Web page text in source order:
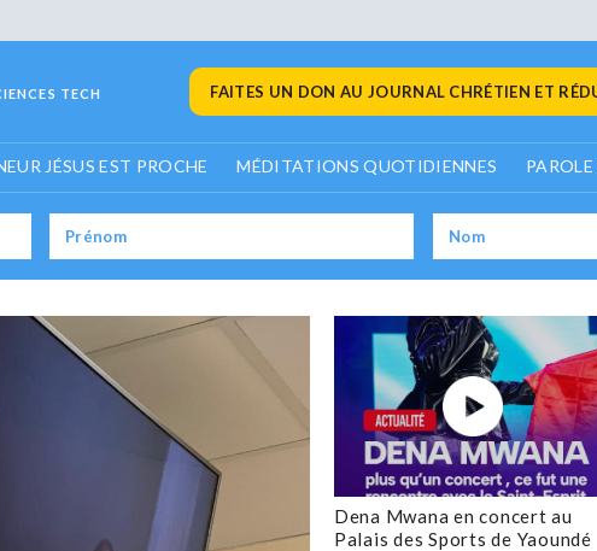
TECH FAITES UN DON AU JOURNAL CHRÉTIEN ET
JÉSUS EST PROCHE MÉDITATIONS QUOTIDIENNES
Dena Mwana en concert au
Palais des Sports de Yaoundé